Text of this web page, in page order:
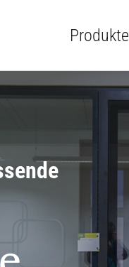
Produkte